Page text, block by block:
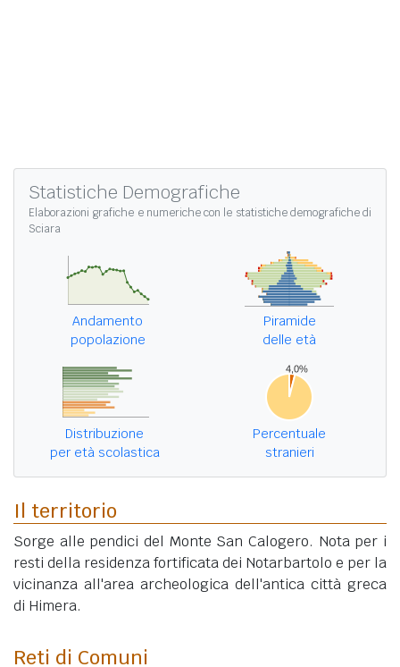
Statistiche Demografiche
Elaborazioni grafiche e numeriche con le statistiche demografiche di
Sciara
Andamento
popolazione
Piramide
delle età
Distribuzione
per età scolastica
Percentuale
stranieri
Il territorio
Sorge alle pendici del Monte San Calogero. Nota per i
resti della residenza fortificata dei Notarbartolo e per la
vicinanza all'area archeologica dell'antica città greca
di Himera.
Reti di Comuni